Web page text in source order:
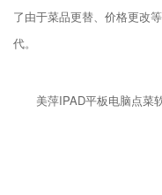
了由于菜品更替、价格更改
代。
美萍IPAD平板电脑点菜